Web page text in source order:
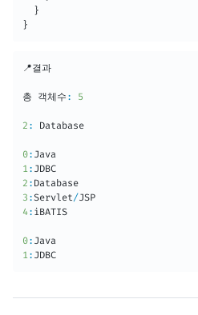
}
}
📍결과
총 객체수 : 5
2 : Database
0: Java
1:
2 : Database
3 :Servlet/
4: iBATIS
0: Java
1: JDBC